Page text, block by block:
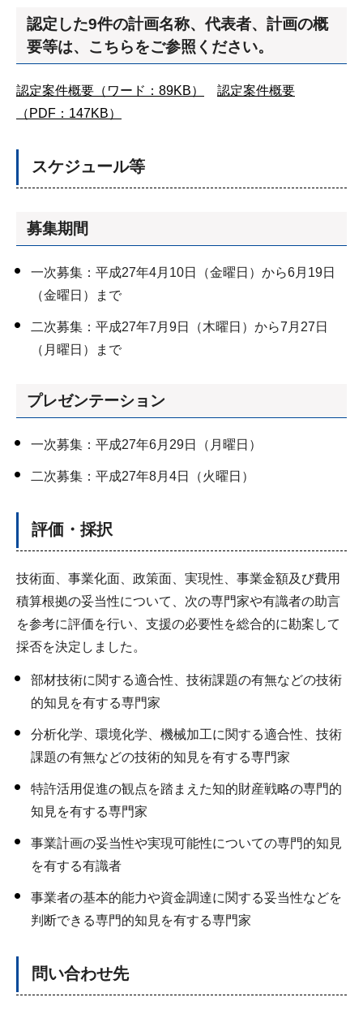
認定した9件の計画名称、代表者、計画の概
要等は、こちらをご参照ください。
認定案件概要（ワード：89KB）
認定案件概要
（PDF：147KB）
スケジュール等
募集期間
一次募集：平成27年4月10日（金曜日）から6月19日
（金曜日）まで
二次募集：平成27年7月9日（木曜日）から7月27日
（月曜日）まで
プレゼンテーション
一次募集：平成27年6月29日（月曜日）
二次募集：平成27年8月4日（火曜日）
評価・採択
技術面、事業化面、政策面、実現性、事業金額及び費用
積算根拠の妥当性について、次の専門家や有識者の助言
を参考に評価を行い、支援の必要性を総合的に勘案して
採否を決定しました。
部材技術に関する適合性、技術課題の有無などの技術
的知見を有する専門家
分析化学、環境化学、機械加工に関する適合性、技術
課題の有無などの技術的知見を有する専門家
特許活用促進の観点を踏まえた知的財産戦略の専門的
知見を有する専門家
事業計画の妥当性や実現可能性についての専門的知見
を有する有識者
事業者の基本的能力や資金調達に関する妥当性などを
判断できる専門的知見を有する専門家
問い合わせ先